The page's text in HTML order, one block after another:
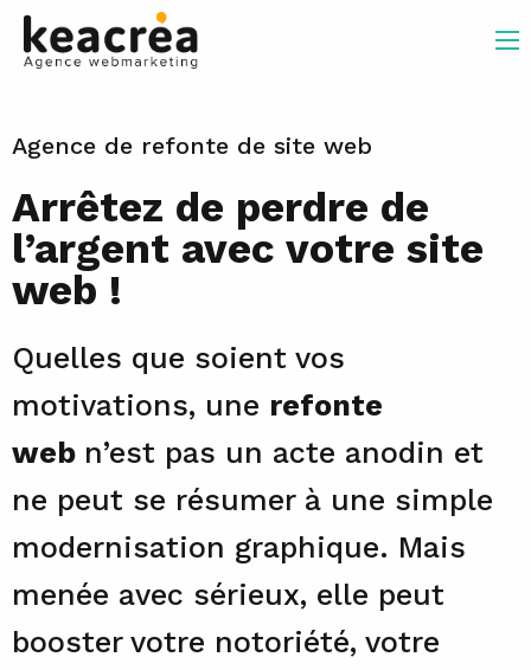
Agence de refonte de site web
Arrêtez de perdre de
l’argent avec votre site
web !
Quelles que soient vos
motivations, une refonte
web n’est pas un acte anodin et
ne peut se résumer à une simple
modernisation graphique. Mais
menée avec sérieux, elle peut
booster votre notoriété, votre